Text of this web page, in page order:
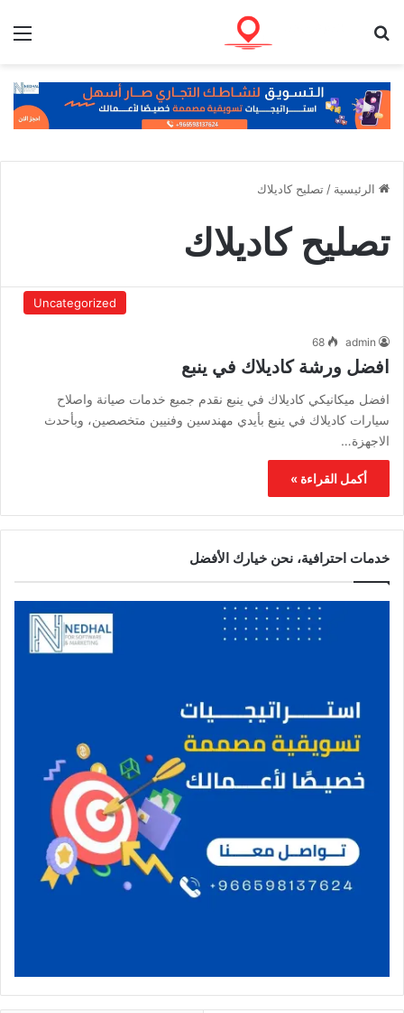
الرئيسية / تصليح كاديلاك
تصليح كاديلاك
Uncategorized
admin
68
افضل ورشة كاديلاك في ينبع
افضل ميكانيكي كاديلاك في ينبع نقدم جميع خدمات صيانة واصلاح
سيارات كاديلاك في ينبع بأيدي مهندسين وفنيين متخصصين، وبأحدث
الاجهزة…
أكمل القراءة »
خدمات احترافية، نحن خيارك الأفضل